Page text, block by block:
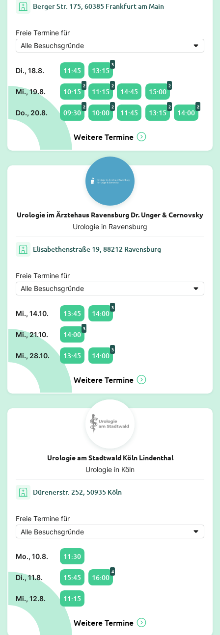
Berger Str. 175, 60385 Frankfurt am Main
Freie Termine für
Di., 18.8. 11:45 13:15
3
Mi., 19.8. 10:15
2
11:15
2
14:45 15:00
2
Do., 20.8. 09:30
2
10:00
2
11:45 13:15
2
14:00
2
Weitere Termine
Urologie im Ärztehaus Ravensburg Dr. Unger & Cernovsky
Urologie in Ravensburg
Elisabethenstraße 19, 88212 Ravensburg
Freie Termine für
Mi., 14.10. 13:45 14:00
3
Mi., 21.10. 14:00
3
Mi., 28.10. 13:45 14:00
3
Weitere Termine
Urologie am Stadtwald Köln Lindenthal
Urologie in Köln
Dürenerstr. 252, 50935 Köln
Freie Termine für
Mo., 10.8. 11:30
Di., 11.8. 15:45 16:00
4
Mi., 12.8. 11:15
Weitere Termine